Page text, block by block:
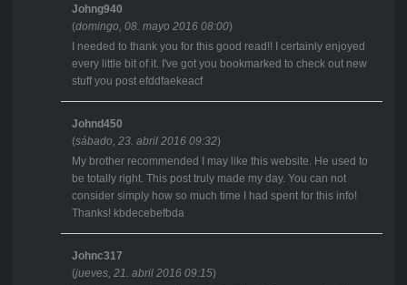
Johng940
(domingo, 08. mayo 2016 08:00)
I needed to thank you for this good read!! I certainly enjoyed
every little bit of it. I've got you bookmarked to check out new
stuff you post efddfaekeacf
Johnd450
(sábado, 23. abril 2016 09:32)
My brother recommended I may like this website. He used to
be totally right. This post truly made my day. You can not
consider simply how so much time I had spent for this info!
Thanks! kbdecebefbda
Johnc317
(jueves, 21. abril 2016 09:15)